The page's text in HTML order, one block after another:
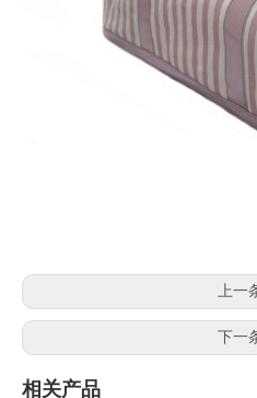
上一
下一
相关产品